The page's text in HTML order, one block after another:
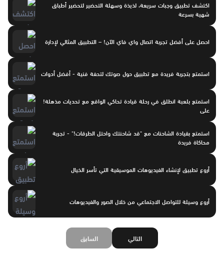
اكتشف تطبيق وجبات سريعة، لذيذة وسهلة التحضير لتحضير أطباق
شهية بسرعة
احصل على أفضل تجربة اتصال واي فاي الآن! – التطبيق المثالي لإدارة
استمتع بتجربة فريدة مع تطبيق حول صوتك لتحفة فنية - أفضل أدوات
استمتع بلعبة انطلق في رحلة قيادة تحاكي الواقع مع تحديات مذهلة!
على
استمتع بقيادة الشاحنات مع "قد شاحنتك واحتل الطرقات!" - تجربة
محاكاة فريدة
أروع تطبيق لإنشاء الفيديوهات الموسيقية التي تأسر الخيال
أروع وسيلة للتواصل الاجتماعي من خلال الصور والفيديوهات
السابق التالي